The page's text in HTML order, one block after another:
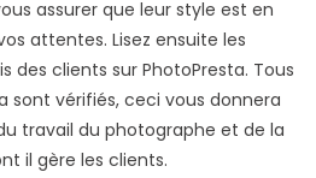
assurer que leur style est en
attentes. Lisez ensuite les
des clients sur PhotoPresta. Tous
sont vérifiés, ceci vous donnera
travail du photographe et de la
il gère les clients.